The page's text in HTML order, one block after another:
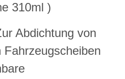
310ml )
Abdichtung von